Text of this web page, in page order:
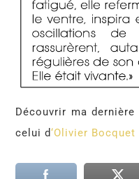
Découvrir ma
celui d‘Olivier